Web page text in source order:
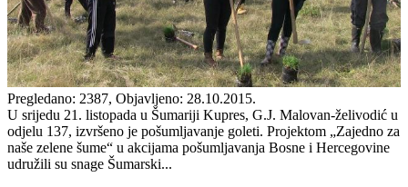
Pregledano: 2387, Objavljeno: 28.10.2015.
U srijedu 21. listopada u Šumariji Kupres, G.J. Malovan-želivodić u
odjelu 137, izvršeno je pošumljavanje goleti. Projektom „Zajedno za
naše zelene šume“ u akcijama pošumljavanja Bosne i Hercegovine
udružili su snage Šumarski...